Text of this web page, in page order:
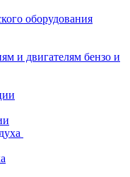
оборудования
и двигателям бензо и